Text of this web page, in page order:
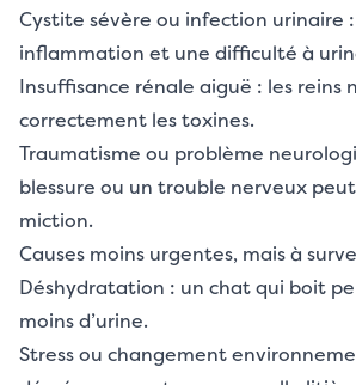
Cystite sévère ou infection urinaire
inflammation et une difficulté à
Insuffisance rénale aiguë : les reins
correctement les toxines.
Traumatisme ou problème
blessure ou un trouble nerveux
miction.
Causes moins urgentes, mais à
Déshydratation : un chat qui boit
moins d’urine.
Stress ou changement